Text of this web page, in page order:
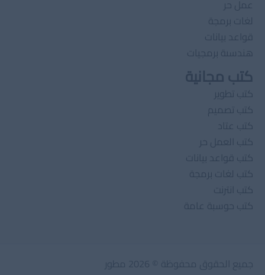
عمل حر
لغات برمجة
قواعد بيانات
هندسىة برمجيات
كتب مجانية
كتب تطوير
كتب تصميم
كتب عتاد
كتب العمل حر
كتب قواعد بيانات
كتب لغات برمجة
كتب انترنت
كتب حوسبة عامة